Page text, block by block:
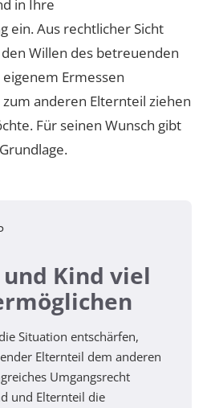
in Ihre
ein. Aus rechtlicher Sicht
Willen des betreuenden
Ermessen
anderen Elternteil ziehen
Für seinen Wunsch gibt
Kind viel
Situation entschärfen,
Elternteil dem anderen
Umgangsrecht
und Elternteil die